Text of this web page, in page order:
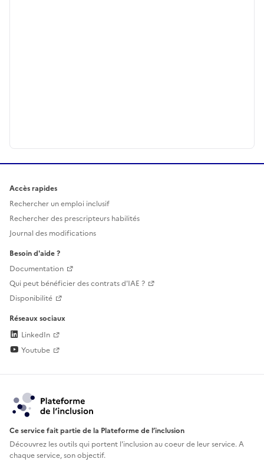
Accès rapides
Rechercher un emploi inclusif
Rechercher des prescripteurs habilités
Journal des modifications
Besoin d'aide ?
Documentation
Qui peut bénéficier des contrats d'IAE ?
Disponibilité
Réseaux sociaux
LinkedIn
Youtube
Ce service fait partie de la Plateforme de l’inclusion
Découvrez les outils qui portent l'inclusion aucoeur de leur service. A
chaque service, son objectif.